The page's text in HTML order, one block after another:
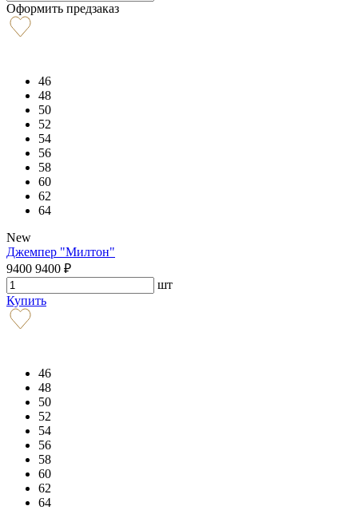
Оформить предзаказ
46
48
50
52
54
56
58
60
62
64
New
Джемпер "Милтон"
9400 9400 ₽
шт
Купить
46
48
50
52
54
56
58
60
62
64